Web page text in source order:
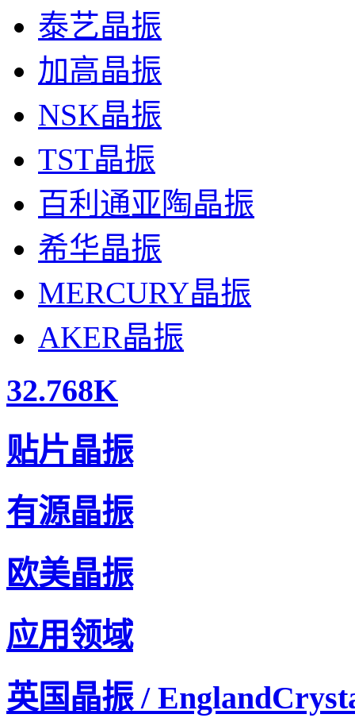
泰艺晶振
加高晶振
NSK晶振
TST晶振
百利通亚陶晶振
希华晶振
MERCURY晶振
AKER晶振
32.768K
贴片晶振
有源晶振
欧美晶振
应用领域
英国晶振 /